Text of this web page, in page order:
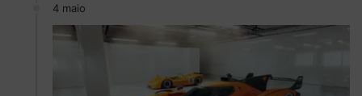
4 maio